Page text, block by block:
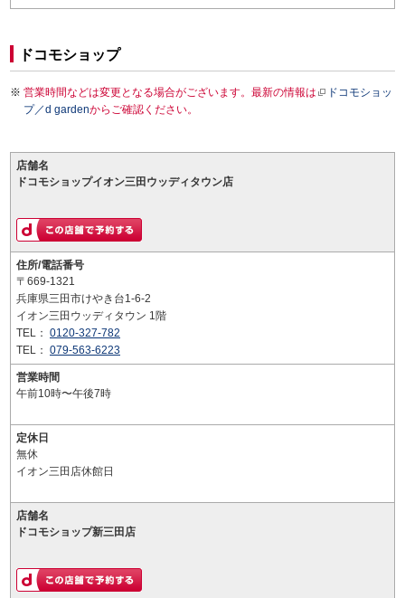
ドコモショップ
営業時間などは変更となる場合がございます。最新の情報は
ドコモショッ
プ／d gardenからご確認ください。
店舗名
ドコモショップイオン三田ウッディタウン店
住所/電話番号
〒669-1321
兵庫県三田市けやき台1-6-2
イオン三田ウッディタウン 1階
TEL： 0120-327-782
TEL： 079-563-6223
営業時間
午前10時〜午後7時
定休日
無休
イオン三田店休館日
店舗名
ドコモショップ新三田店